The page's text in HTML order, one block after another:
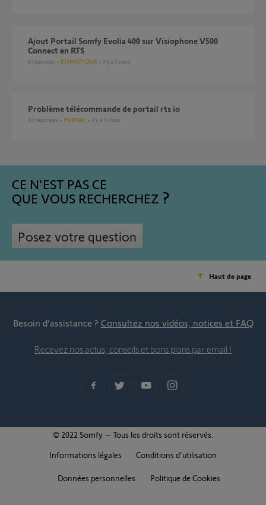
Ajout Portail Somfy Evolia 400 sur Visiophone V500
Connect en RTS
8 réponses DOMOTIQUE il y a 5 mois
Problème télécommande de portail rts io
12 réponses PORTAIL il y a 4 mois
CE N'EST PAS CE
QUE VOUS RECHERCHEZ
Posez votre question
Haut de page
Besoin d’assistance ? Consultez nos vidéos, notices et FAQ
Recevez nos actus, conseils et bons plans par email !
© 2022 Somfy – Tous les droits sont réservés.
Informations légales
Conditions d'utilisation
Données personnelles Politique de Cookies